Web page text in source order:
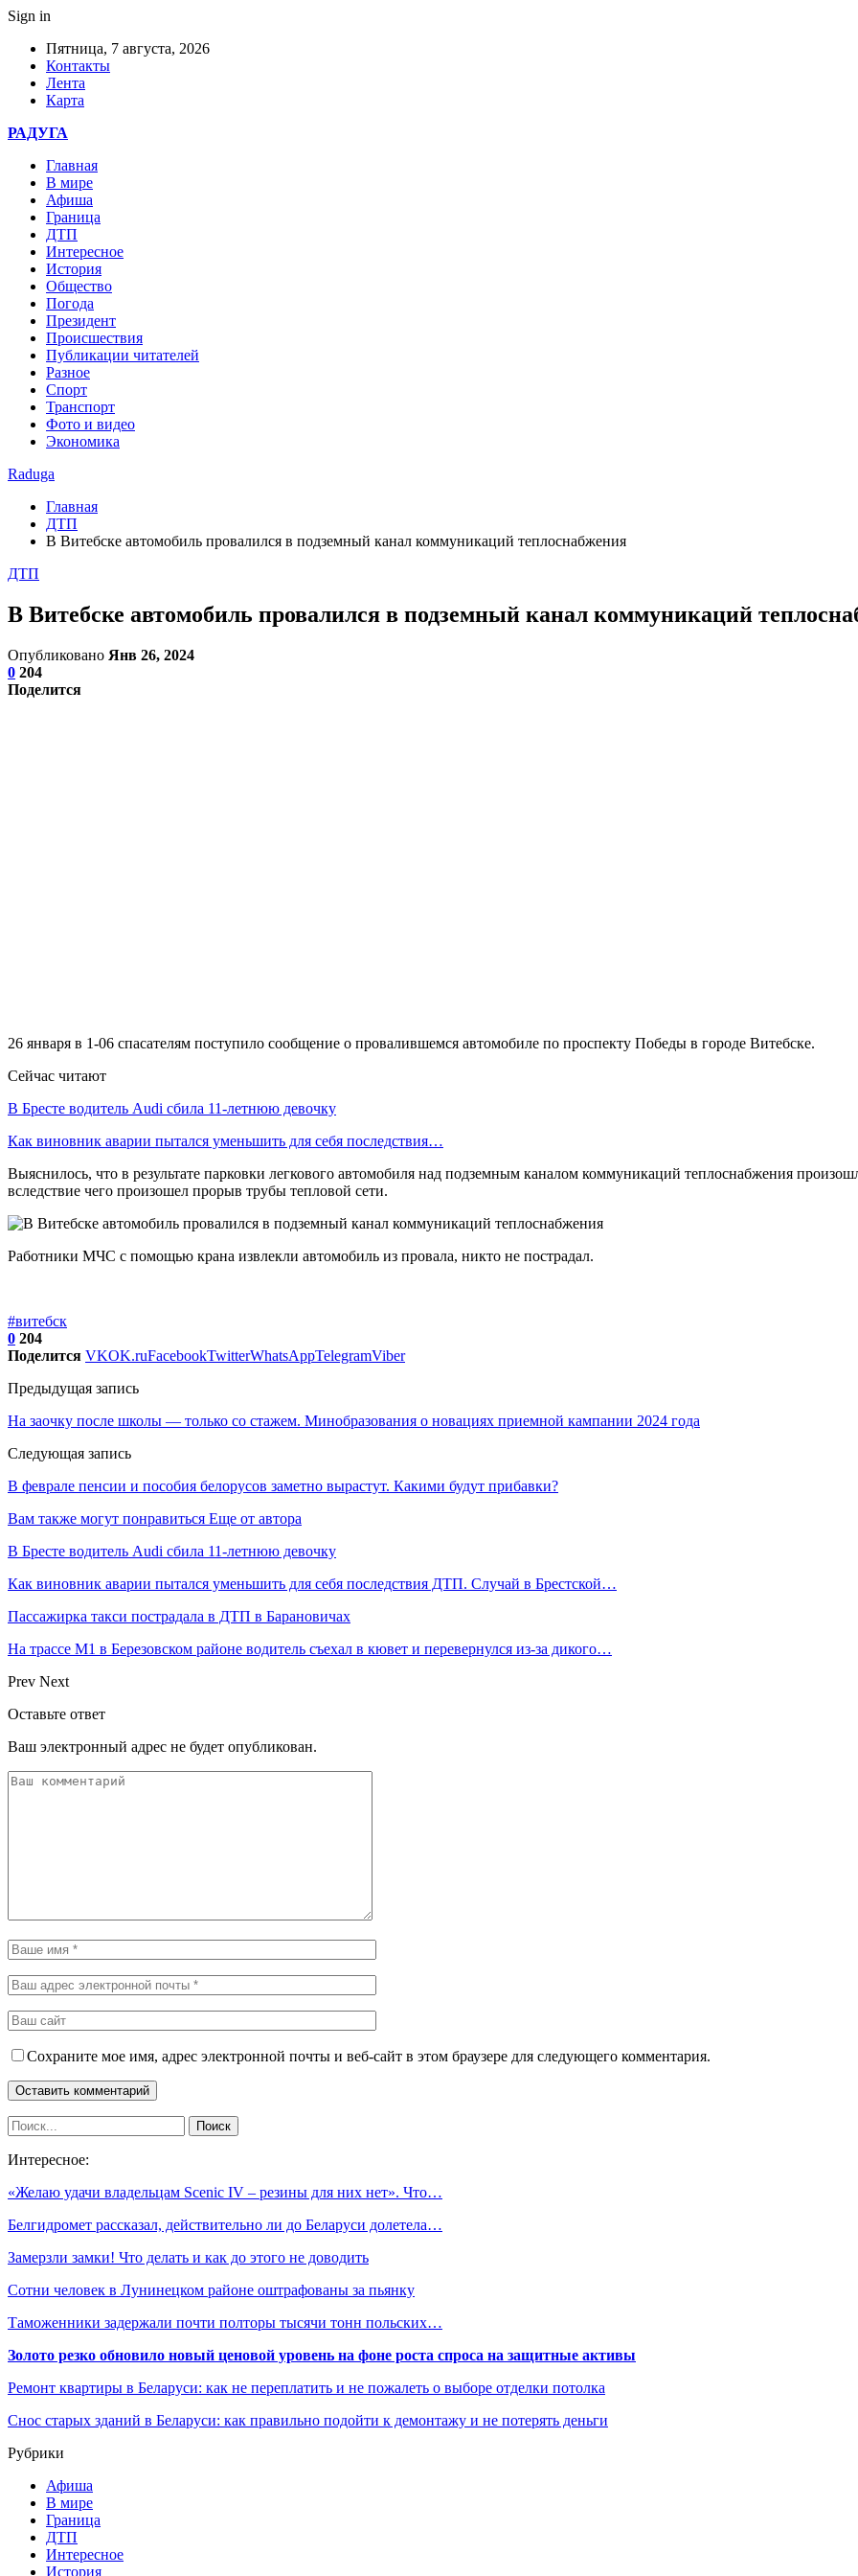
Sign in
Пятница, 7 августа, 2026
Контакты
Лента
Карта
РАДУГА
Главная
В мире
Афиша
Граница
ДТП
Интересное
История
Общество
Погода
Президент
Происшествия
Публикации читателей
Разное
Спорт
Транспорт
Фото и видео
Экономика
Raduga
Главная
ДТП
В Витебске автомобиль провалился в подземный канал коммуникаций теплоснабжения
ДТП
В Витебске автомобиль провалился в подземный канал коммуникаций
Опубликовано Янв 26, 2024
0 204
Поделится
26 января в 1-06 спасателям поступило сообщение о провалившемся автомобиле по проспекту Победы в городе Витебске.
Сейчас читают
В Бресте водитель Audi сбила 11-летнюю девочку
Как виновник аварии пытался уменьшить для себя последствия…
Выяснилось, что в результате парковки легкового автомобиля над подземным каналом коммуникаций теплоснабжения
вследствие чего произошел прорыв трубы тепловой сети.
Работники МЧС с помощью крана извлекли автомобиль из провала, никто не пострадал.
#витебск
0 204
Поделится VKOK.ruFacebookTwitterWhatsAppTelegramViber
Предыдущая запись
На заочку после школы — только со стажем. Минобразования о новациях приемной кампании 2024 года
Следующая запись
В феврале пенсии и пособия белорусов заметно вырастут. Какими будут прибавки?
Вам также могут понравиться Еще от автора
В Бресте водитель Audi сбила 11-летнюю девочку
Как виновник аварии пытался уменьшить для себя последствия ДТП. Случай в Брестской…
Пассажирка такси пострадала в ДТП в Барановичах
На трассе М1 в Березовском районе водитель съехал в кювет и перевернулся из-за дикого…
Prev Next
Оставьте ответ
Ваш электронный адрес не будет опубликован.
Сохраните мое имя, адрес электронной почты и веб-сайт в этом браузере для следующего комментария.
Интересное:
«Желаю удачи владельцам Scenic IV – резины для них нет». Что…
Белгидромет рассказал, действительно ли до Беларуси долетела…
Замерзли замки! Что делать и как до этого не доводить
Сотни человек в Лунинецком районе оштрафованы за пьянку
Таможенники задержали почти полторы тысячи тонн польских…
Золото резко обновило новый ценовой уровень на фоне роста спроса на защитные активы
Ремонт квартиры в Беларуси: как не переплатить и не пожалеть о выборе отделки потолка
Снос старых зданий в Беларуси: как правильно подойти к демонтажу и не потерять деньги
Рубрики
Афиша
В мире
Граница
ДТП
Интересное
История